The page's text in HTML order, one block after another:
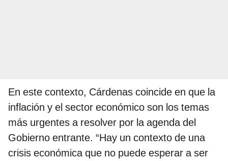
En este contexto, Cárdenas coincide en que la
inflación y el sector económico son los temas
más urgentes a resolver por la agenda del
Gobierno entrante. “Hay un contexto de una
crisis económica que no puede esperar a ser